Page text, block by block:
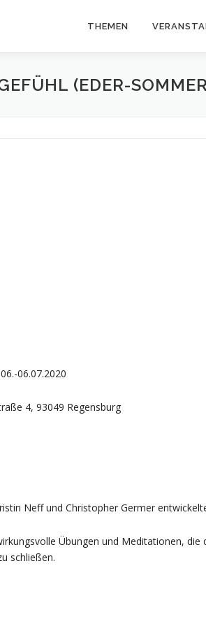
THEMEN
(EDER-
06.07.2020
4, 93049 Regensburg
Neff und Christopher Germer
Übungen und Meditationen,
schließen.